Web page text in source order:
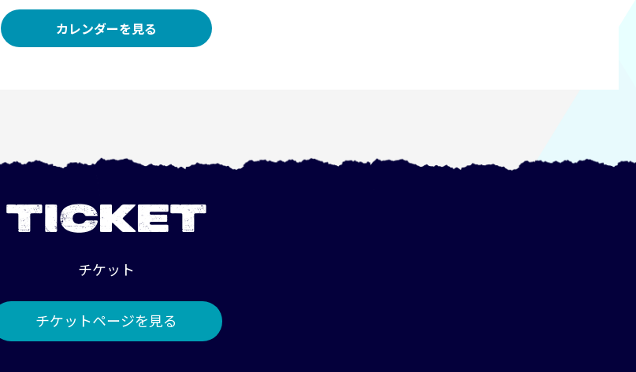
カレンダーを見る
TICKET
チケット
チケットページを見る